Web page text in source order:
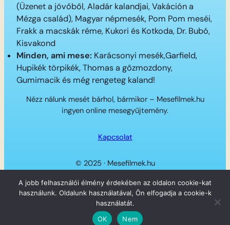
(Üzenet a jövőből, Aladár kalandjai, Vakáción a
Mézga család), Magyar népmesék, Pom Pom meséi,
Frakk a macskák réme, Kukori és Kotkoda, Dr. Bubó,
Kisvakond
Minden, ami mese: Karácsonyi mesék,Garfield,
Hupikék törpikék, Thomas a gőzmozdony,
Gumimacik és még rengeteg kaland!
Nézz nálunk mesét bárhol, bármikor – Mesefilmek.hu
ingyen online mesegyűjtemény.
Kapcsolat
© 2025 · Mesefilmek.hu
Twitter
Instagram
LinkedIn
Facebook
A jobb felhasználói élmény érdekében az oldalon cookie-kat
használunk. Oldalunk használatával, Ön elfogadja a cookie-k
használatát.
OK
Nem